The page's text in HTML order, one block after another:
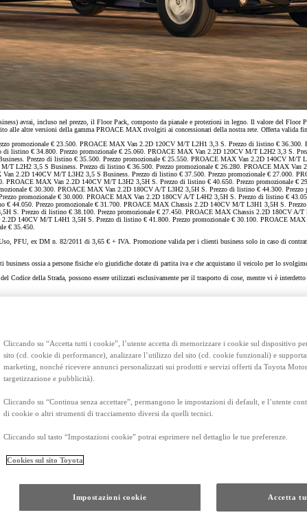
Da
TAN 7,75 % TAEG 8,95
rata finale € 17.897
RAV4
FULL HYBRID E
Anche con
TAN 7,75 % TAEG
rata finale € 21.201
avrai, incluso nel prezzo, il Floor Pack, composto da pianale e protezioni in legno. Il valore del
alle altre versioni della gamma PROACE MAX rivolgiti ai concessionari della nostra rete. Offerta valida
promozionale € 23.500. PROACE MAX Van 2.2D 120CV M/T L2H1 3,3 S. Prezzo di listino €
listino € 34.800. Prezzo promozionale € 25.060. PROACE MAX Van 2.2D 120CV M/T L2H2 3,3 S.
Prezzo di listino € 35.500. Prezzo promozionale € 25.550. PROACE MAX Van 2.2D 140CV
T L2H2 3,5 S Business. Prezzo di listino € 36.500. Prezzo promozionale € 26.280. PROACE MAX
2.2D 140CV M/T L3H2 3,5 S Business. Prezzo di listino € 37.500. Prezzo promozionale € 27.000.
MAX Van 2.2D 140CV M/T L3H2 3,5H S. Prezzo di listino € 40.650. Prezzo promozionale
€ 30.300. PROACE MAX Van 2.2D 180CV A/T L3H2 3,5H S. Prezzo di listino € 44.300.
promozionale € 30.000. PROACE MAX Van 2.2D 180CV A/T L4H2 3,5H S. Prezzo di listino €
44.050. Prezzo promozionale € 31.700. PROACE MAX Chassis 2.2D 140CV M/T L3H1 3,5H S.
S. Prezzo di listino € 38.100. Prezzo promozionale € 27.450. PROACE MAX Chassis 2.2D 180CV
140CV M/T L4H1 3,5H S. Prezzo di listino € 41.800. Prezzo promozionale € 30.100. PROACE
€ 35.450.
PFU, ex DM n. 82/2011 di 3,65 € + IVA. Promozione valida per i clienti business solo in caso di
ossia a persone fisiche e/o giuridiche dotate di partita iva e che acquistano il veicolo per lo
Codice della Strada, possono essere utilizzati esclusivamente per il trasporto di cose, mentre vi è
consumo combinato 11,1 l/100km, emissioni CO2 293 g/km, emissioni NOx g/km 0,046.
Cliccando su “Accetta tutti i cookie”, l’utente accetta di memorizzare i cookie sul dispositivo
sito (cd. cookie di performance), analizzare l’utilizzo del sito (cd. cookie funzionali) e
marketing, nonché ricevere annunci personalizzati sui prodotti e servizi offerti da Toyota
targetizzazione e pubblicità).
Cliccando su “Continua senza accettare”, permangono le impostazioni di default, e l’utente
di cookie o altri strumenti di tracciamento diversi da quelli tecnici.
Cliccando sul tasto “Impostazioni cookie” potrai esprimere nel dettaglio le tue preferenze.
Cookies sul sito Toyota
Impostazioni cookie Accetta